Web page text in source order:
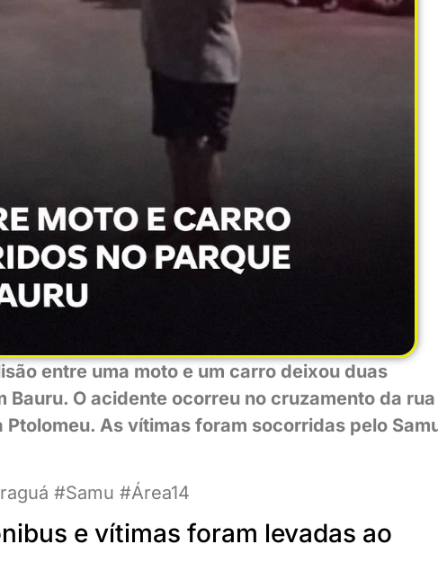
entre uma moto e um carro deixou duas
O acidente ocorreu no cruzamento da rua
As vítimas foram socorridas pelo
#Samu #Área14
e vítimas foram levadas ao